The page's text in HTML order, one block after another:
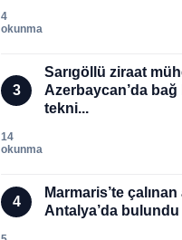
4
okunma
3
Sarıgöllü ziraat
Azerbaycan’da
tekni...
14
okunma
4
Marmaris’te
Antalya’da bulundu